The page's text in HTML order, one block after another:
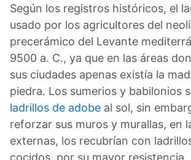
Según los registros históricos, el
usado por los agricultores del
precerámico del Levante
9500 a. C., ya que en las áreas
sus ciudades apenas existía la
piedra. Los sumerios y babilonios
ladrillos de adobe al sol, sin
reforzar sus muros y murallas, en
externas, los recubrían con
cocidos, por su mayor resistencia.